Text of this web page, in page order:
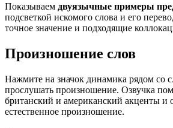
Показываем двуязычные примеры
подсветкой искомого слова и его
точное значение и подходящие
Произношение слов
Нажмите на значок динамика рядом со
прослушать произношение. Озвучка
британский и американский акценты и
естественное произношение.